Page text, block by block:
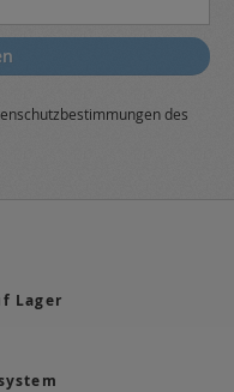
des
Lager